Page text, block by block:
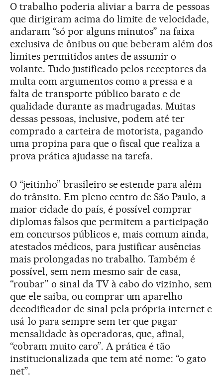
O trabalho poderia aliviar a barra de pessoas
que dirigiram acima do limite de velocidade,
andaram “só por alguns minutos” na faixa
exclusiva de ônibus ou que beberam além dos
limites permitidos antes de assumir o
volante. Tudo justificado pelos receptores da
multa com argumentos como a pressa e a
falta de transporte público barato e de
qualidade durante as madrugadas. Muitas
dessas pessoas, inclusive, podem até ter
comprado a carteira de motorista, pagando
uma propina para que o fiscal que realiza a
prova prática ajudasse na tarefa.
O “jeitinho” brasileiro se estende para além
do trânsito. Em pleno centro de São Paulo, a
maior cidade do país, é possível comprar
diplomas falsos que permitem a participação
em concursos públicos e, mais comum ainda,
atestados médicos, para justificar ausências
mais prolongadas no trabalho. Também é
possível, sem nem mesmo sair de casa,
“roubar” o sinal da TV à cabo do vizinho, sem
que ele saiba, ou comprar um aparelho
decodificador de sinal pela própria internet e
usá-lo para sempre sem ter que pagar
mensalidade às operadoras, que, afinal,
“cobram muito caro”. A prática é tão
institucionalizada que tem até nome: “o gato
net”.